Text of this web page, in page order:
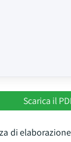
Scarica il
di